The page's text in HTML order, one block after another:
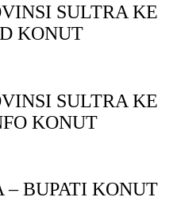
SULTRA KE
KONUT
SULTRA KE
KONUT
BUPATI KONUT